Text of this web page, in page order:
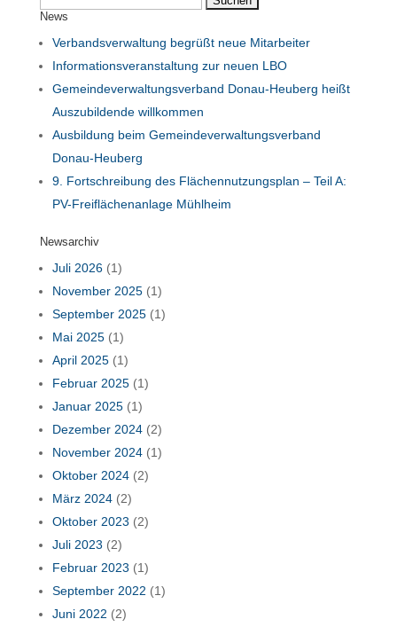
nach:
News
Verbandsverwaltung begrüßt neue Mitarbeiter
Informationsveranstaltung zur neuen LBO
Gemeindeverwaltungsverband Donau-Heuberg heißt
Auszubildende willkommen
Ausbildung beim Gemeindeverwaltungsverband
Donau-Heuberg
9. Fortschreibung des Flächennutzungsplan – Teil A:
PV-Freiflächenanlage Mühlheim
Newsarchiv
Juli 2026(1)
November 2025(1)
September 2025(1)
Mai 2025(1)
April 2025(1)
Februar 2025(1)
Januar 2025(1)
Dezember 2024(2)
November 2024(1)
Oktober 2024(2)
März 2024(2)
Oktober 2023 (2)
Juli 2023 (2)
Februar 2023 (1)
September 2022 (1)
Juni 2022 (2)